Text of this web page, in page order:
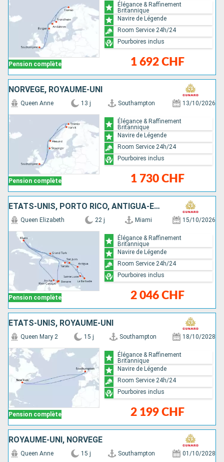
Pension complète 1 692 CHF
Élégance & Raffinement
Britannique
Navire de Légende
Room Service 24h/24
Pourboires inclus
NORVÈGE, ROYAUME-UNI
Pension complète
Queen Anne 13 j Southampton 13/10/2026
1 730 CHF
Élégance & Raffinement
Britannique
Navire de Légende
Room Service 24h/24
Pourboires inclus
ÉTATS-UNIS, PORTO RICO, ANTIGUA-ET-BARBUDA, SAINTE-LUCIE, BARBADE, SAINT-MARTIN, TORTOLA, ÎLES TURQUES-ET-CAÏQUES, BONAIRE, ARUBA
Pension complète
Queen Elizabeth 22 j Miami 15/10/2026
2 046 CHF
Élégance & Raffinement
Britannique
Navire de Légende
Room Service 24h/24
Pourboires inclus
ÉTATS-UNIS, ROYAUME-UNI
Pension complète
Queen Mary 2 15 j Southampton 18/10/2028
2 199 CHF
Élégance & Raffinement
Britannique
Navire de Légende
Room Service 24h/24
Pourboires inclus
ROYAUME-UNI, NORVÈGE
Queen Anne 15 j Southampton 01/10/2028